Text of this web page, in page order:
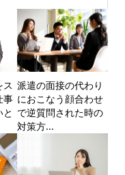
ス
事
派遣の面接の代わり
におこなう顔合わせ
で逆質問された時の
対策方...